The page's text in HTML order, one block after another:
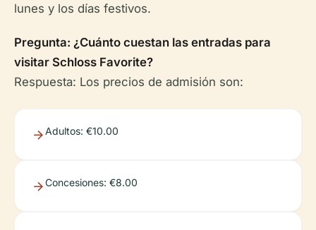
lunes y los días festivos.
Pregunta: ¿Cuánto cuestan las entradas para
visitar Schloss Favorite?
Respuesta: Los precios de admisión son:
Adultos: €10.00
Concesiones: €8.00